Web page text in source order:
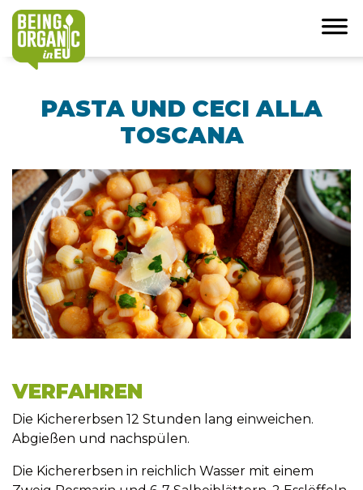
PASTA UND CECI ALLA
TOSCANA
VERFAHREN
Die Kichererbsen 12 Stunden lang einweichen.
Abgießen und nachspülen.
Die Kichererbsen in reichlich Wasser mit einem